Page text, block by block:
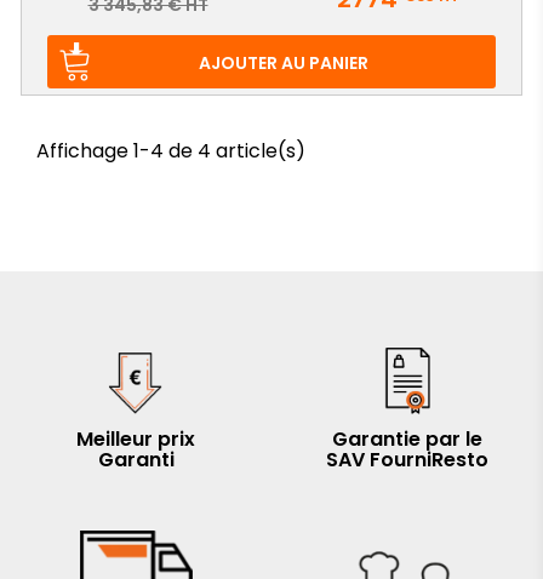
3 345,83 € HT
AJOUTER AU PANIER
Affichage 1-4 de 4 article(s)
Meilleur prix
Garanti
Garantie par le
SAV FourniResto